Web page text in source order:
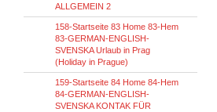
ALLGEMEIN 2
158-Startseite 83 Home 83-Hem
83-GERMAN-ENGLISH-
SVENSKA Urlaub in Prag
(Holiday in Prague)
159-Startseite 84 Home 84-Hem
84-GERMAN-ENGLISH-
SVENSKA KONTAK FÜR